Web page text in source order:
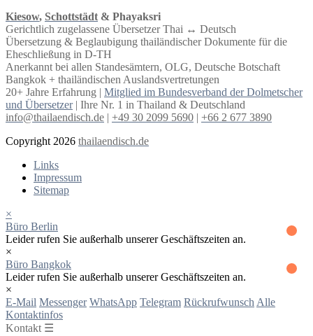
Kiesow, Schottstädt & Phayaksri
Gerichtlich zugelassene Übersetzer Thai ↔︎ Deutsch
Übersetzung & Beglaubigung thailändischer Dokumente für die
Eheschließung in D-TH
Anerkannt bei allen Standesämtern, OLG, Deutsche Botschaft
Bangkok + thailändischen Auslandsvertretungen
20+ Jahre Erfahrung | Mitglied im Bundesverband der Dolmetscher
und Übersetzer| Ihre Nr. 1 in Thailand & Deutschland
info@thailaendisch.de | +49 30 2099 5690 | +66 2 677 3890
Copyright 2026 thailaendisch.de
Links
Impressum
Sitemap
×
Büro Berlin
Leider rufen Sie außerhalb unserer Geschäftszeiten an.
×
Büro Bangkok
Leider rufen Sie außerhalb unserer Geschäftszeiten an.
×
E-Mail Messenger WhatsApp Telegram Rückrufwunsch Alle
Kontaktinfos
Kontakt ☰